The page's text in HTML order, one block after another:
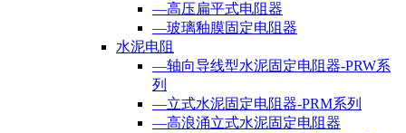
—高压扁平式电阻器
—玻璃釉膜固定电阻器
水泥电阻
—轴向导线型水泥固定电阻器-PRW系
列
—立式水泥固定电阻器-PRM系列
—高浪涌立式水泥固定电阻器